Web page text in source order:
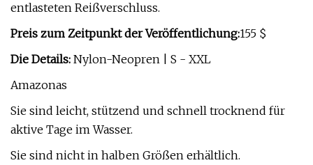
entlasteten Reißverschluss.
Preis zum Zeitpunkt der Veröffentlichung:155 $
Die Details: Nylon-Neopren | S - XXL
Amazonas
Sie sind leicht, stützend und schnell trocknend für
aktive Tage im Wasser.
Sie sind nicht in halben Größen erhältlich.